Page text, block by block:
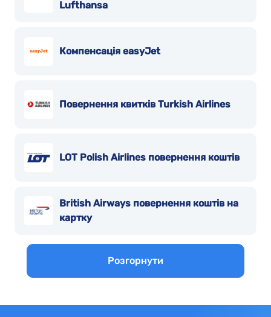
Lytvak Phone: [+380976470057] Email
July 12, 2025 – HiSky H70402
Lufthansa
Компенсація easyJet
Повернення квитків Turkish Airlines
LOT Polish Airlines повернення коштів
British Airways повернення коштів на
картку
Розгорнути